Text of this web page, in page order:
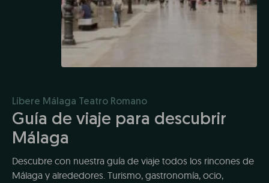
Líbere Málaga Teatro Romano
Guía de viaje para descubrir
Málaga
Descubre con nuestra guía de viaje todos los rincones de
Málaga y alrededores. Turismo, gastronomía, ocio,